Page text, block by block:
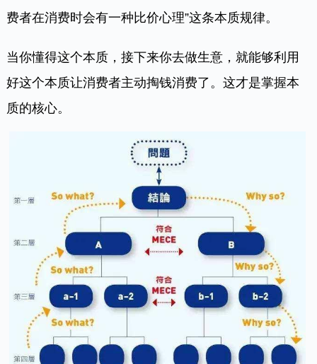
费者在消费时会有一种比价心理”这条本质规律。
当你懂得这个本质，接下来你去做生意，就能够利用
好这个本质让消费者主动掏钱消费了。这才是掌握本
质的核心。